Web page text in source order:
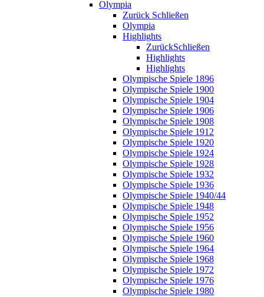
Olympia
Zurück Schließen
Olympia
Highlights
ZurückSchließen
Highlights
Highlights
Olympische Spiele 1896
Olympische Spiele 1900
Olympische Spiele 1904
Olympische Spiele 1906
Olympische Spiele 1908
Olympische Spiele 1912
Olympische Spiele 1920
Olympische Spiele 1924
Olympische Spiele 1928
Olympische Spiele 1932
Olympische Spiele 1936
Olympische Spiele 1940/44
Olympische Spiele 1948
Olympische Spiele 1952
Olympische Spiele 1956
Olympische Spiele 1960
Olympische Spiele 1964
Olympische Spiele 1968
Olympische Spiele 1972
Olympische Spiele 1976
Olympische Spiele 1980